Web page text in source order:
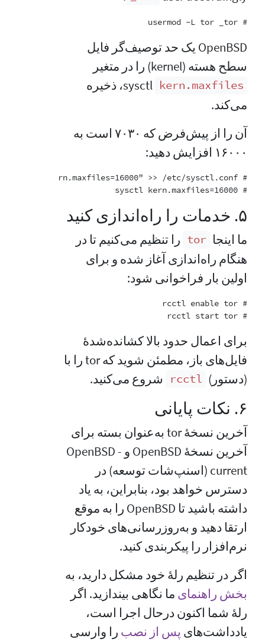
# usermod -L tor _tor
OpenBSD یک حد توصیف‌گر فایل
سطح هسته (kernel) را در متغیر
kern.maxfiles
‏sysctl، ذخیره
می‌کند.
آن را از پیش‌فرض که ۷۰۳۰ است به
۱۶۰۰۰ افزایش دهید:
# sysctl kern.maxfiles=16000
۵. خدمات را راه‌اندازی کنید
ما اینجا tor را تنظیم می‌کنیم تا در
هنگام راه‌اندازی آغاز شده و برای
اولین بار فراخوانی شود:
# rcctl start tor
برای اعمال حدود بالا کشانده‌شدهٔ
فایل‌های باز، مطمئن شوید که tor را با
(دستور) rcctl شروع می‌کنید.
۶. نکات پایانی
آخرین نسخهٔ tor به‌عنوان بسته برای
آخرین نسخهٔ OpenBSD و OpenBSD -
current (اسنپ‌شات توسعه) در
دسترس خواهد بود، بنابراین، به یاد
داشته باشید تا OpenBSD را به موقع
ارتقا دهید و به‌روزرسانی‌های خودکار
نرم‌افزار را پیکربندی کنید.
اگر در تنظیم رلهٔ خود مشکل دارید، به
بخش راهنمای ‏ ما نگاهی بیندازید. اگر
رلهٔ شما اکنون درحال اجرا است،
یادداشت‌های پس از نصب ‏ را وارسی